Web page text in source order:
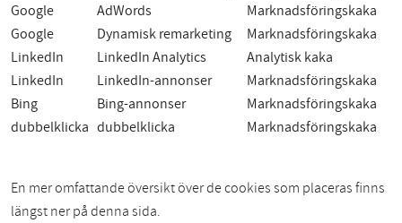
Google
AdWords
Marknadsföringskaka
Google
Dynamisk remarketing
Marknadsföringskaka
LinkedIn
LinkedIn Analytics
Analytisk kaka
LinkedIn
LinkedIn-annonser
Marknadsföringskaka
Bing
Bing-annonser
Marknadsföringskaka
dubbelklicka dubbelklicka Marknadsföringskaka
En mer omfattande översikt över de cookies som placeras finns
längst ner på denna sida.